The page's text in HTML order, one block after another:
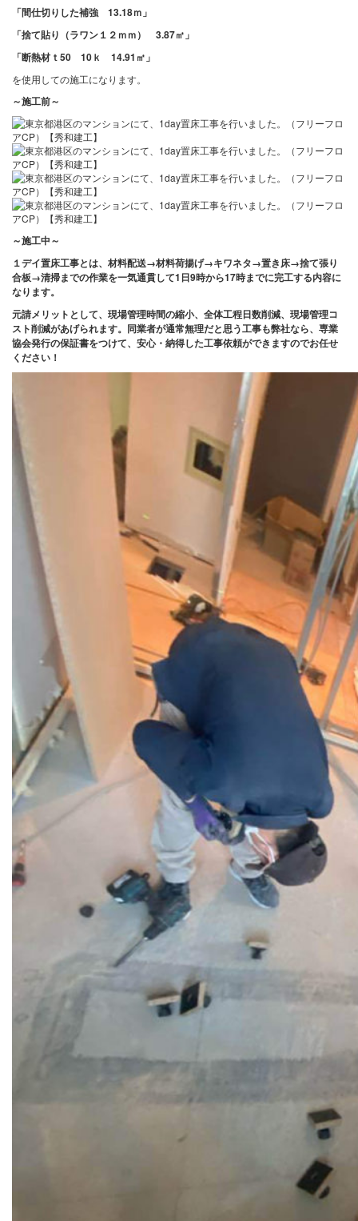
「間仕切りした補強 13.18ｍ」
「捨て貼り（ラワン１２ｍｍ） 3.87㎡」
「断熱材ｔ50 10ｋ 14.91㎡」
を使用しての施工になります。
～施工前～
～施工中～
１デイ置床工事とは、材料配送→材料荷揚げ→キワネタ→置き床→捨て張り
合板→清掃までの作業を一気通貫して1日9時から17時までに完工する内容に
なります。
元請メリットとして、現場管理時間の縮小、全体工程日数削減、現場管理コ
スト削減があげられます。 同業者が通常無理だと思う工事も弊社なら、専業
協会発行の保証書をつけて、安心・納得した工事依頼ができますのでお任せ
ください！